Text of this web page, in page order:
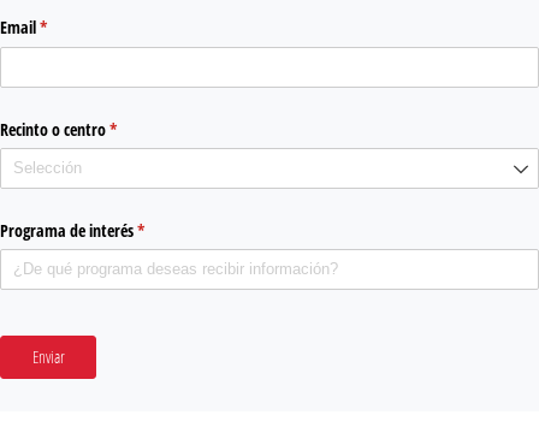
Email*
(required)
Recinto o centro*
(required)
Programa de interés*
(required)
Enviar